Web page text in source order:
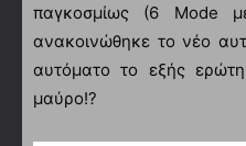
παγκοσμίως (6 Mode
ανακοινώθηκε το νέο
αυτόματο το εξής
μαύρο!?